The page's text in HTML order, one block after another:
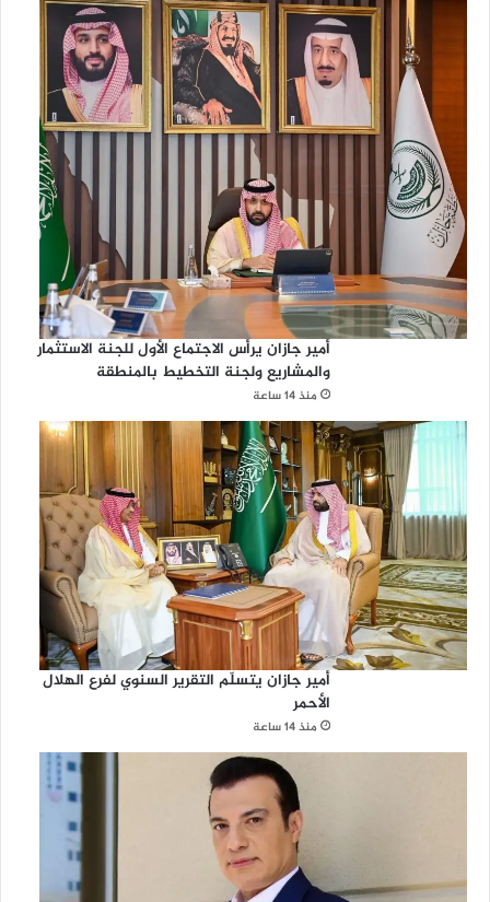
أمير جازان يرأس الاجتماع الأول للجنة الاستثمار
والمشاريع ولجنة التخطيط بالمنطقة
منذ 14 ساعة
أمير جازان يتسلّم التقرير السنوي لفرع الهلال
الأحمر
منذ 14 ساعة